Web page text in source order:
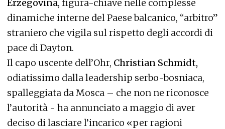
Erzegovina, figura-chiave nelle complesse
dinamiche interne del Paese balcanico, “arbitro”
straniero che vigila sul rispetto degli accordi di
pace di Dayton.
Il capo uscente dell’Ohr, Christian Schmidt,
odiatissimo dalla leadership serbo-bosniaca,
spalleggiata da Mosca – che non ne riconosce
l’autorità - ha annunciato a maggio di aver
deciso di lasciare l’incarico «per ragioni